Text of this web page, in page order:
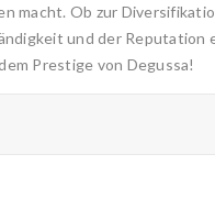
macht. Ob zur
und der Reputation
Prestige von Degussa!